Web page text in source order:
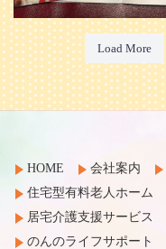
Load More
HOME 会社案内
住宅型有料老人ホーム
居宅介護支援サービス
のんのライフサポート